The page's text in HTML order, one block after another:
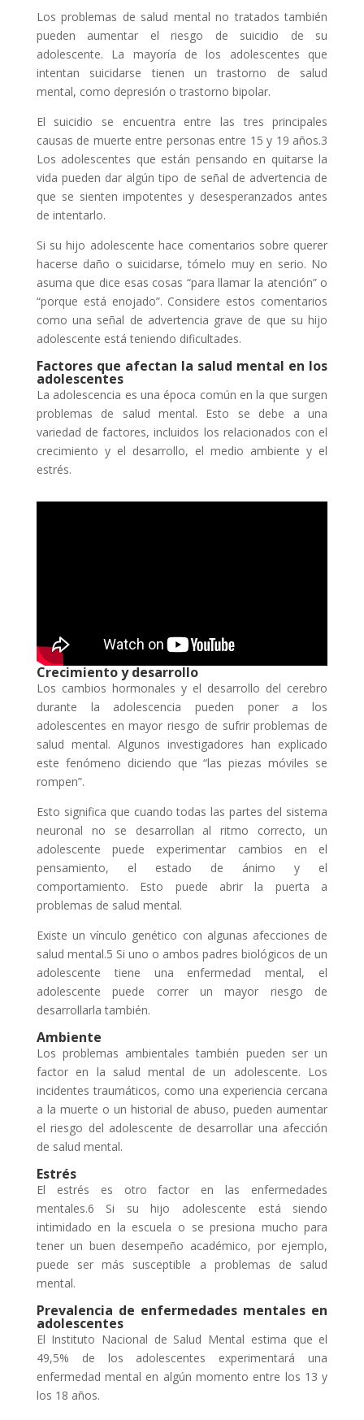
Los problemas de salud mental no tratados también
pueden aumentar el riesgo de suicidio de su
adolescente. La mayoría de los adolescentes que
intentan suicidarse tienen un trastorno de salud
mental, como depresión o trastorno bipolar.
El suicidio se encuentra entre las tres principales
causas de muerte entre personas entre 15 y 19 años.3
Los adolescentes que están pensando en quitarse la
vida pueden dar algún tipo de señal de advertencia de
que se sienten impotentes y desesperanzados antes
de intentarlo.
Si su hijo adolescente hace comentarios sobre querer
hacerse daño o suicidarse, tómelo muy en serio. No
asuma que dice esas cosas “para llamar la atención” o
“porque está enojado”. Considere estos comentarios
como una señal de advertencia grave de que su hijo
adolescente está teniendo dificultades.
Factores que afectan la salud mental en los
adolescentes
La adolescencia es una época común en la que surgen
problemas de salud mental. Esto se debe a una
variedad de factores, incluidos los relacionados con el
crecimiento y el desarrollo, el medio ambiente y el
estrés.
Crecimiento y desarrollo
Los cambios hormonales y el desarrollo del cerebro
durante la adolescencia pueden poner a los
adolescentes en mayor riesgo de sufrir problemas de
salud mental. Algunos investigadores han explicado
este fenómeno diciendo que “las piezas móviles se
rompen”.
Esto significa que cuando todas las partes del sistema
neuronal no se desarrollan al ritmo correcto, un
adolescente puede experimentar cambios en el
pensamiento, el estado de ánimo y el
comportamiento. Esto puede abrir la puerta a
problemas de salud mental.
Existe un vínculo genético con algunas afecciones de
salud mental.5 Si uno o ambos padres biológicos de un
adolescente tiene una enfermedad mental, el
adolescente puede correr un mayor riesgo de
desarrollarla también.
Ambiente
Los problemas ambientales también pueden ser un
factor en la salud mental de un adolescente. Los
incidentes traumáticos, como una experiencia cercana
a la muerte o un historial de abuso, pueden aumentar
el riesgo del adolescente de desarrollar una afección
de salud mental.
Estrés
El estrés es otro factor en las enfermedades
mentales.6 Si su hijo adolescente está siendo
intimidado en la escuela o se presiona mucho para
tener un buen desempeño académico, por ejemplo,
puede ser más susceptible a problemas de salud
mental.
Prevalencia de enfermedades mentales en
adolescentes
El Instituto Nacional de Salud Mental estima que el
49,5% de los adolescentes experimentará una
enfermedad mental en algún momento entre los 13 y
los 18 años.